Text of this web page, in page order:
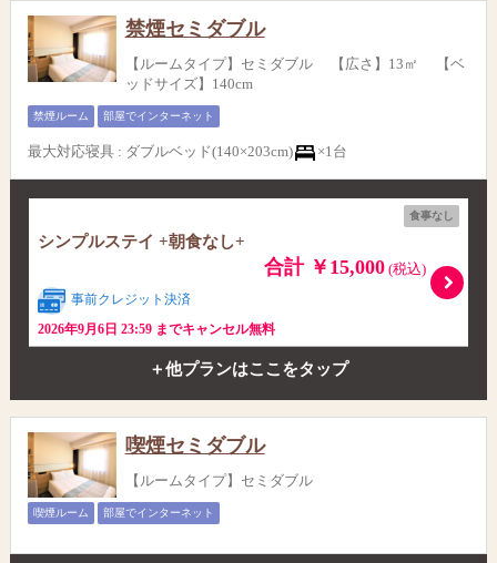
禁煙セミダブル
【ルームタイプ】セミダブル 【広さ】13㎡ 【ベ
ッドサイズ】140cm
禁煙ルーム 部屋でインターネット
最大対応寝具 : ダブルベッド(140×203cm) ×1台
食事なし
シンプルステイ +朝食なし+
合計 ￥15,000(税込)
事前クレジット決済
2026年9月6日 23:59 までキャンセル無料
＋他プランはここをタップ
喫煙セミダブル
【ルームタイプ】セミダブル
喫煙ルーム 部屋でインターネット